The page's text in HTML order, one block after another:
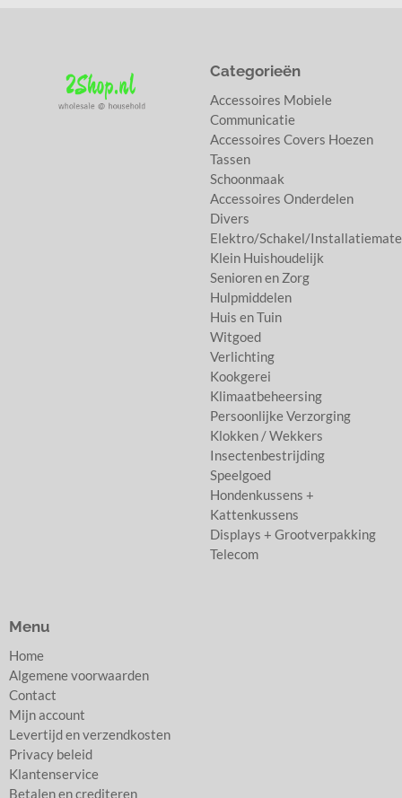
Categorieën
Accessoires Mobiele
Communicatie
Accessoires Covers Hoezen
Tassen
Schoonmaak
Accessoires Onderdelen
Divers
Elektro/Schakel/
Klein Huishoudelijk
Senioren en Zorg
Hulpmiddelen
Huis en Tuin
Witgoed
Verlichting
Kookgerei
Klimaatbeheersing
Persoonlijke Verzorging
Klokken / Wekkers
Insectenbestrijding
Speelgoed
Hondenkussens +
Kattenkussens
Displays + Grootverpakking
Telecom
Menu
Home
Algemene voorwaarden
Contact
Mijn account
Levertijd en verzendkosten
Privacy beleid
Klantenservice
Betalen en crediteren